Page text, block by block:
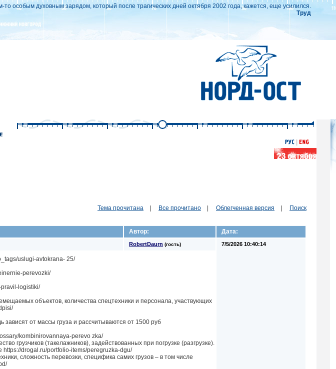
то особым духовным зарядом, который после трагических дней октября 2002 года, кажется, еще усилился.
Труд
Тема прочитана Все прочитано Облегченная версия
Поиск
Автор:
Дата:
RobertDaurn (гость) 7/5/2026 10:40:14
uslugi-avtokrana- 25/
perevozki/
logistiki/
объектов, количества спецтехники и персонала, участвующих
от массы груза и рассчитываются от 1500 руб
kombinirovannaya-perevo zka/
грузчиков (такелажников), задействованных при погрузке (разгрузке).
https://drogal.ru/portfolio-items/peregruzka-dgu/
сложность перевозки, специфика самих грузов – в том числе